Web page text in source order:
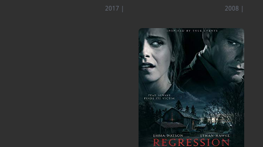
|
2008
|
2017